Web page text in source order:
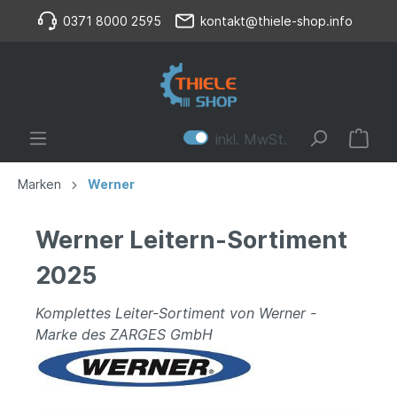
0371 8000 2595 kontakt@thiele-shop.info
inkl. MwSt.
Marken Werner
Werner Leitern-Sortiment
2025
Komplettes Leiter-Sortiment von Werner -
Marke des ZARGES GmbH